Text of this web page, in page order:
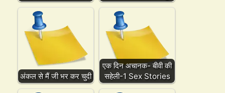
अंकल से मैं जी भर कर चुदी
एक दिन अचानक- बीवी की
सहेली-1 Sex Stories